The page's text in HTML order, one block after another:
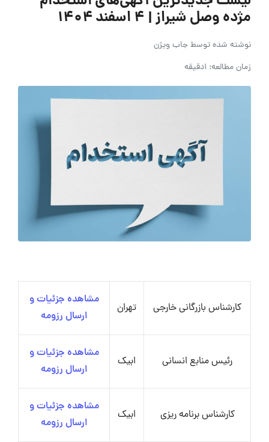
مژده وصل شیراز | ۴ اسفند ۱۴۰۴
نوشته شده توسطجاب ویژن
زمان مطالعه: 1دقیقه
کارشناس بازرگانی خارجی تهران
مشاهده جزئیات و
ارسال رزومه
رئیس منابع انسانی ابیک
مشاهده جزئیات و
ارسال رزومه
کارشناس برنامه ریزی ابیک
مشاهده جزئیات و
ارسال رزومه